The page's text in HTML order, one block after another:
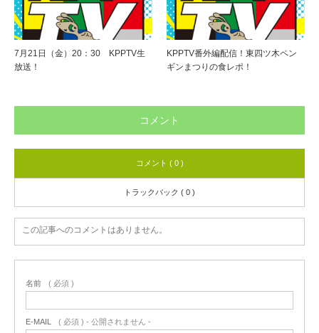
7月21日（金）20：30 KPPTV生
放送！
KPPTV番外編配信！東四ツ木ペン
ギンまつりの食レポ！
コメント
コメント ( 0 )
トラックバック ( 0 )
この記事へのコメントはありません。
名前 ( 必須 )
E-MAIL ( 必須 ) - 公開されません -